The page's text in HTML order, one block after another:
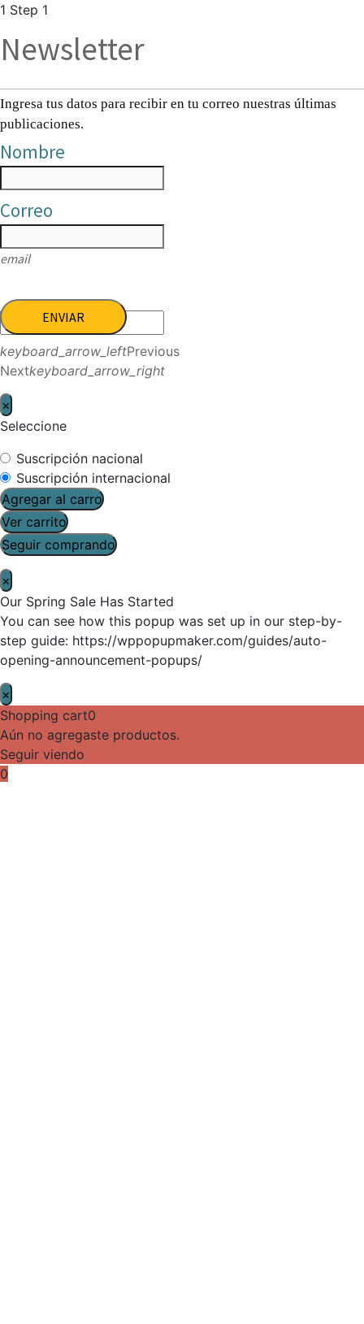
1 Step 1
Newsletter
Ingresa tus datos para recibir en tu correo nuestras últimas
publicaciones.
Nombre
Correo
email
ENVIAR
keyboard_arrow_leftPrevious
Nextkeyboard_arrow_right
×
Seleccione
Suscripción nacional
Suscripción internacional
Agregar al carro
Ver carrito
Seguir comprando
×
Our Spring Sale Has Started
You can see how this popup was set up in our step-by-
step guide: https://wppopupmaker.com/guides/auto-
opening-announcement-popups/
×
Shopping cart0
Aún no agregaste productos.
Seguir viendo
0